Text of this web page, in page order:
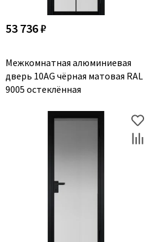
53 736 ₽
Межкомнатная алюминиевая
дверь 10AG чёрная матовая RAL
9005 остеклённая